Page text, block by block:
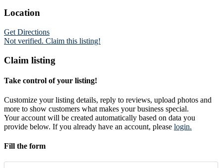
Location
Get Directions
Not verified. Claim this listing!
Claim listing
Take control of your listing!
Customize your listing details, reply to reviews, upload photos and
more to show customers what makes your business special.
Your account will be created automatically based on data you
provide below. If you already have an account, please login.
Fill the form